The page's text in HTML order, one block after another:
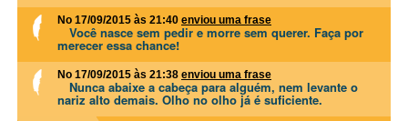
No 17/09/2015 às 21:40 enviou uma frase
Você nasce sem pedir e morre sem querer. Faça por
merecer essa chance!
No 17/09/2015 às 21:38 enviou uma frase
Nunca abaixe a cabeça para alguém, nem levante o
nariz alto demais. Olho no olho já é suficiente.